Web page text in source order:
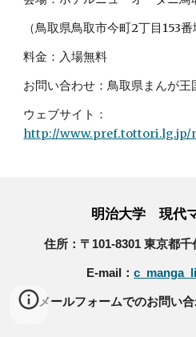
（鳥取県鳥取市今町2丁目153番
料金：入場無料
お問い合わせ：鳥取県まんが
ウェブサイト：
http://www.pref.tottori.lg.jp/
明治大学 現代
住所：〒101-8301 東京都
E-mail：
メールフォームでのお問い